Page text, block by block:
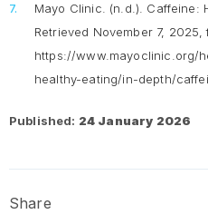
Mayo Clinic. (n.d.). Caffeine:
Retrieved November 7, 2025,
https://www.mayoclinic.org/
healthy-eating/in-depth/
Published: 24 January 2026
Share